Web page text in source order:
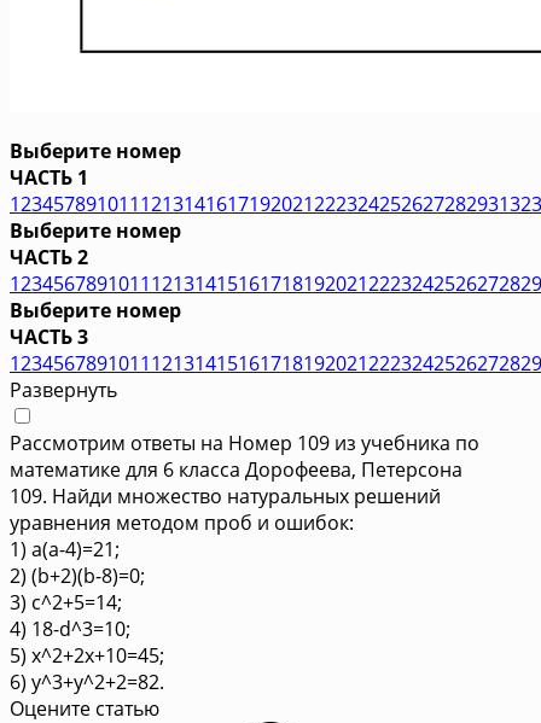
Выберите номер
ЧАСТЬ 1
123457891011121314161719202122232425262728293132
Выберите номер
ЧАСТЬ 2
1234567891011121314151617181920212223242526272829
Выберите номер
ЧАСТЬ 3
1234567891011121314151617181920212223242526272829
Развернуть
Рассмотрим ответы на Номер 109 из учебника по
математике для 6 класса Дорофеева, Петерсона
109. Найди множество натуральных решений
уравнения методом проб и ошибок:
1) a(a-4)=21;
2) (b+2)(b-8)=0;
3) c^2+5=14;
4) 18-d^3=10;
5) x^2+2x+10=45;
6) y^3+y^2+2=82.
Оцените статью